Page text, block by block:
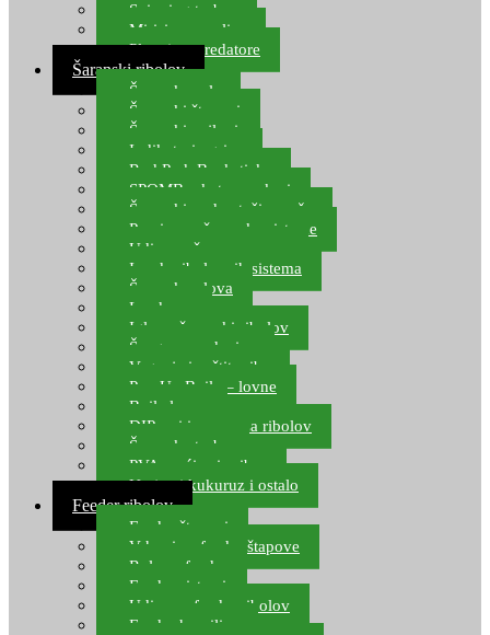
Spinning torbe
Mirisi za varalice
Plovci za predatore
Šaranski ribolov
Šaranske role
Šaranski štapovi
Šaranski najloni
Indikatori ugriza
Rod Pod, Banksticks
SPOMB rakete, markeri
Šaranski podmetači, mreže
Pernice za šaranske sisteme
Udice za šarana, amura
Izrada ribolovnih sistema
Šaranska olova
Leadcore
Igle za šaranski ribolov
Špage, upredenice
Vaganje i zaštita ribe
Pop Up Boile – lovne
Boile lovne
DIP-ovi i arome za ribolov
Šaranske torbe
PVA vrećice i pribor
Umjetni kukuruz i ostalo
Feeder ribolov
Feeder štapovi
Vrhovi za feeder štapove
Role za feeder
Feeder sistemi
Udice za feeder ribolov
Feeder hranilice